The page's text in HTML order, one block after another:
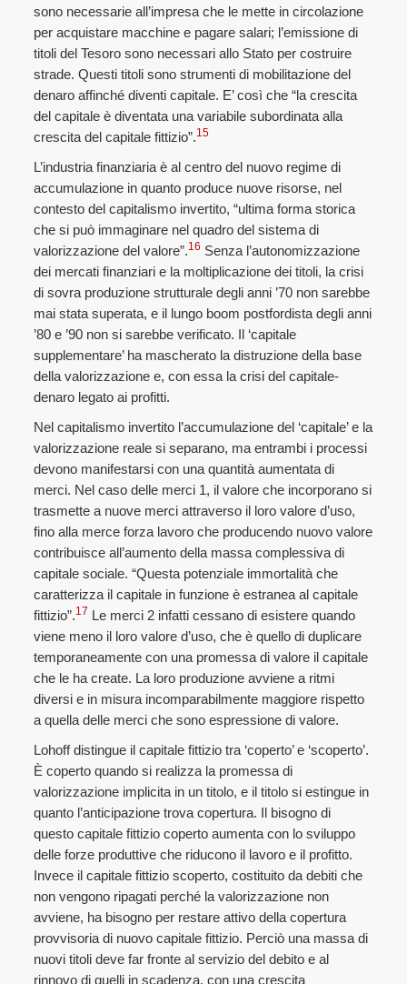
sono necessarie all’impresa che le mette in circolazione
per acquistare macchine e pagare salari; l’emissione di
titoli del Tesoro sono necessari allo Stato per costruire
strade. Questi titoli sono strumenti di mobilitazione del
denaro affinché diventi capitale. E’ così che “la crescita
del capitale è diventata una variabile subordinata alla
crescita del capitale fittizio”.15
L’industria finanziaria è al centro del nuovo regime di
accumulazione in quanto produce nuove risorse, nel
contesto del capitalismo invertito, “ultima forma storica
che si può immaginare nel quadro del sistema di
valorizzazione del valore”.16 Senza l’autonomizzazione
dei mercati finanziari e la moltiplicazione dei titoli, la crisi
di sovra produzione strutturale degli anni ’70 non sarebbe
mai stata superata, e il lungo boom postfordista degli anni
’80 e ’90 non si sarebbe verificato. Il ‘capitale
supplementare’ ha mascherato la distruzione della base
della valorizzazione e, con essa la crisi del capitale-
denaro legato ai profitti.
Nel capitalismo invertito l’accumulazione del ‘capitale’ e la
valorizzazione reale si separano, ma entrambi i processi
devono manifestarsi con una quantità aumentata di
merci. Nel caso delle merci 1, il valore che incorporano si
trasmette a nuove merci attraverso il loro valore d’uso,
fino alla merce forza lavoro che producendo nuovo valore
contribuisce all’aumento della massa complessiva di
capitale sociale. “Questa potenziale immortalità che
caratterizza il capitale in funzione è estranea al capitale
fittizio”.17 Le merci 2 infatti cessano di esistere quando
viene meno il loro valore d’uso, che è quello di duplicare
temporaneamente con una promessa di valore il capitale
che le ha create. La loro produzione avviene a ritmi
diversi e in misura incomparabilmente maggiore rispetto
a quella delle merci che sono espressione di valore.
Lohoff distingue il capitale fittizio tra ‘coperto’ e ‘scoperto’.
È coperto quando si realizza la promessa di
valorizzazione implicita in un titolo, e il titolo si estingue in
quanto l’anticipazione trova copertura. Il bisogno di
questo capitale fittizio coperto aumenta con lo sviluppo
delle forze produttive che riducono il lavoro e il profitto.
Invece il capitale fittizio scoperto, costituito da debiti che
non vengono ripagati perché la valorizzazione non
avviene, ha bisogno per restare attivo della copertura
provvisoria di nuovo capitale fittizio. Perciò una massa di
nuovi titoli deve far fronte al servizio del debito e al
rinnovo di quelli in scadenza, con una crescita